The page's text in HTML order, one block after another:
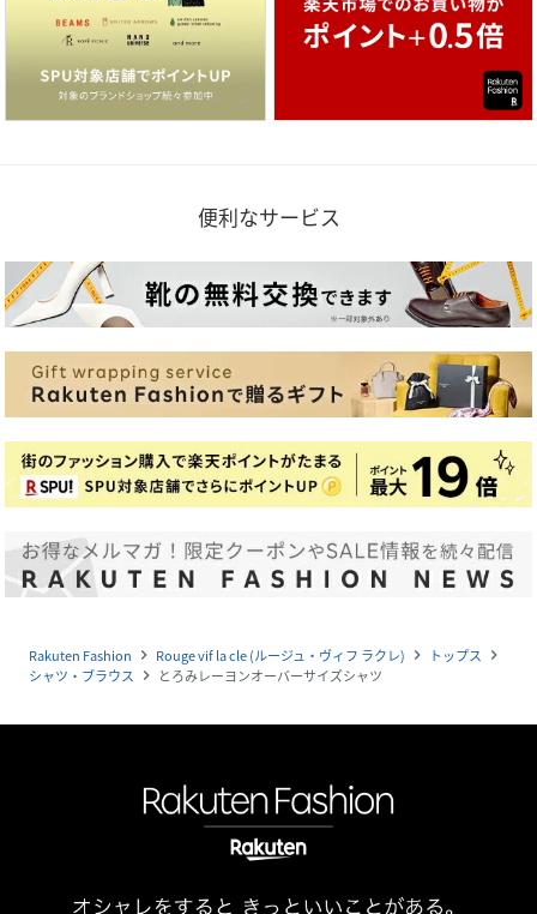
便利なサービス
Rakuten Fashion navigate_next Rouge vif la cle (ルージュ・ヴィフ ラクレ) navigate_next トップス navigate_next
シャツ・ブラウス navigate_next とろみレーヨンオーバーサイズシャツ